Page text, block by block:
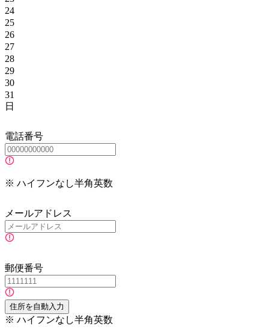
24
25
26
27
28
29
30
31
日
電話番号
※ ハイフンなし半角英数
メールアドレス
郵便番号
住所を自動入力
※ ハイフンなし半角英数